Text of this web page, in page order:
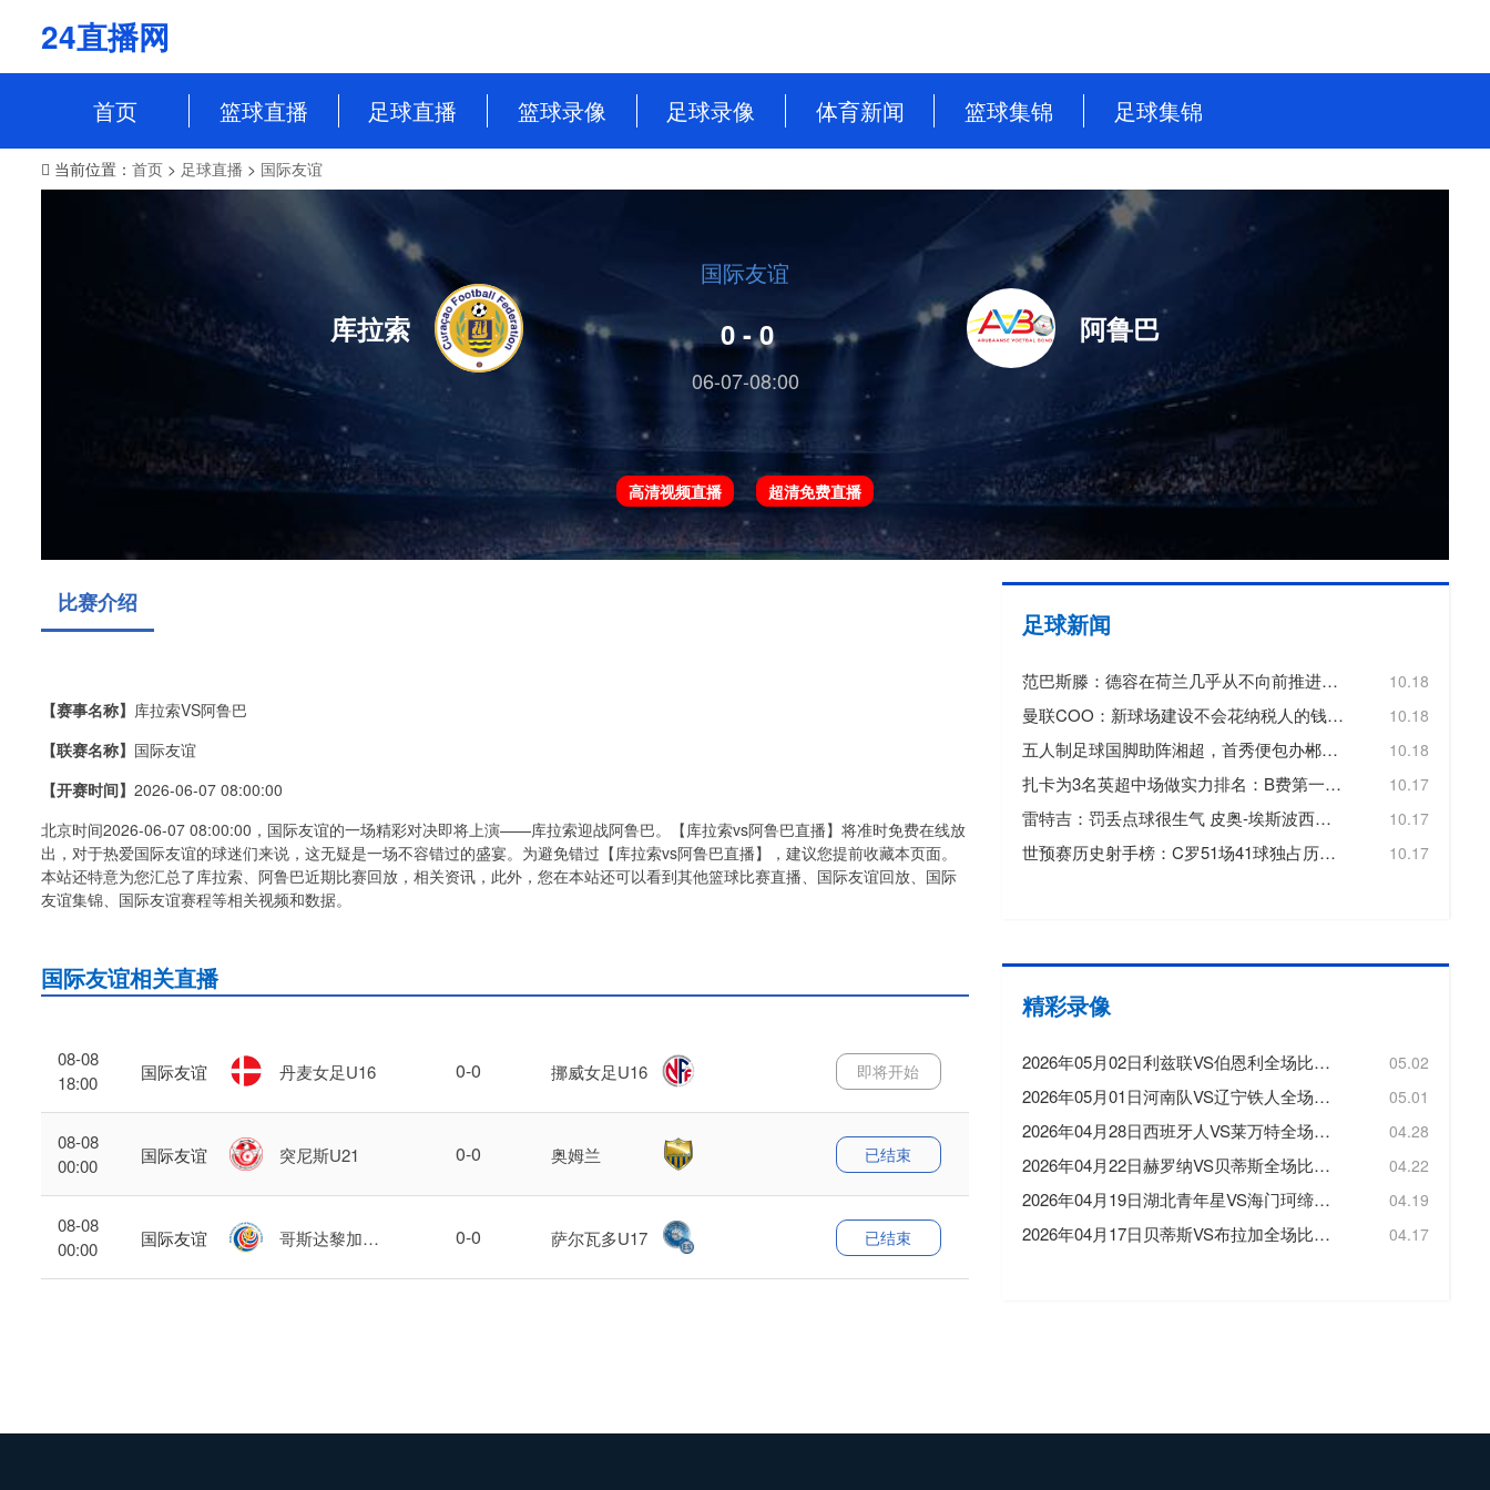
24直播网
首页 篮球直播
NBA
NBL
足球直播
意甲
西甲
篮球录像
WCBA
NBL
足球录像
西甲
德甲
中超
欧洲杯
欧冠
欧协联
体育新闻 篮球集锦
WNBA
NBL
WCBA
足球集锦
德甲
西甲
世界杯
欧冠
欧协联
中超
当前位置： 首页 > 足球直播 > 国际友谊
库拉索
国际友谊
0 - 0
06-07-08:00
阿鲁巴
高清视频直播 超清免费直播
比赛介绍
【赛事名称】 库拉索VS阿鲁巴
【联赛名称】 国际友谊
【开赛时间】 2026-06-07 08:00:00
北京时间2026-06-07 08:00:00，国际友谊的一场精彩对决即将上演——库拉索迎战阿鲁巴。【库拉索vs阿鲁巴直播】将准时免费在线放
出，对于热爱国际友谊的球迷们来说，这无疑是一场不容错过的盛宴。为避免错过【库拉索vs阿鲁巴直播】，建议您提前收藏本页面。
本站还特意为您汇总了库拉索、阿鲁巴近期比赛回放，相关资讯，此外，您在本站还可以看到其他篮球比赛直播、国际友谊回放、国际
友谊集锦、国际友谊赛程等相关视频和数据。
国际友谊相关直播
08-08
18:00
国际友谊 丹麦女足U16 0-0 挪威女足U16 即将开始
08-08
00:00
国际友谊 突尼斯U21 0-0 奥姆兰 已结束
08-08
00:00
国际友谊
哥斯达黎加U
0-0 萨尔瓦多U17 已结束
足球新闻
范巴斯滕：德容在荷兰几乎从不向前推进或转移球，这令人失望 10.18
曼联COO：新球场建设不会花纳税人的钱，曼联自行承担20亿镑费用 10.18
五人制足球国脚助阵湘超，首秀便包办郴州队三个进球 10.18
扎卡为3名英超中场做实力排名：B费第一，维尔茨第二，帕尔默第三 10.17
雷特吉：罚丢点球很生气 皮奥-埃斯波西托踢得非常好 10.17
世预赛历史射手榜：C罗51场41球独占历史射手王，梅西72场36球第3 10.17
精彩录像
2026年05月02日利兹联VS伯恩利全场比赛录像回放 05.02
2026年05月01日河南队VS辽宁铁人全场比赛录像回放 05.01
2026年04月28日西班牙人VS莱万特全场比赛录像回放 04.28
2026年04月22日赫罗纳VS贝蒂斯全场比赛录像回放 04.22
2026年04月19日湖北青年星VS海门珂缔缘全场比赛录像回放 04.19
2026年04月17日贝蒂斯VS布拉加全场比赛录像回放 04.17